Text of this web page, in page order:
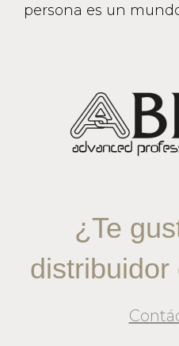
persona es un
¿Te
distribuidor